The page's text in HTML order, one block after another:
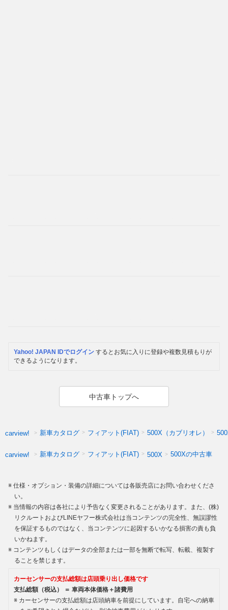
Yahoo! JAPAN IDでログイン するとお気に入りに登録や複数見積もりが
できるようになります。
中古車トップへ
carview! 新車カタログ フィアット(FIAT) 500X（カブリオレ）
carview! 新車カタログ フィアット(FIAT) 500X 500Xの中古車
仕様・オプション・装備の詳細については各販売店にお問い合わせくださ
い。
当情報の内容は各社により予告なく変更されることがあります。また、(株)
リクルートおよびLINEヤフー株式会社は当コンテンツの完全性、無誤謬性
を保証するものではなく、当コンテンツに起因するいかなる損害の責も負
いかねます。
コンテンツもしくはデータの全部または一部を無断で転写、転載、複製す
ることを禁じます。
カーセンサーの支払総額は店頭乗り出し価格です
支払総額（税込） ＝ 車両本体価格＋諸費用
カーセンサーの支払総額は店頭納車を前提にしています。自宅への納車